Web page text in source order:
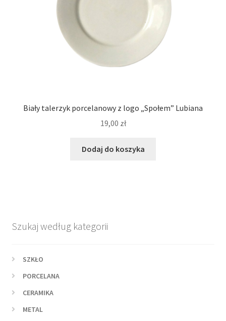
Biały talerzyk porcelanowy z logo „Społem” Lubiana
19,00 zł
Dodaj do koszyka
Szukaj według kategorii
SZKŁO
PORCELANA
CERAMIKA
METAL